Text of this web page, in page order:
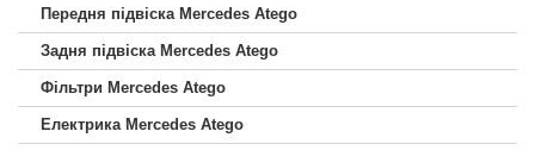
Передня підвіска Mercedes Atego
Задня підвіска Mercedes Atego
Фільтри Mercedes Atego
Електрика Mercedes Atego